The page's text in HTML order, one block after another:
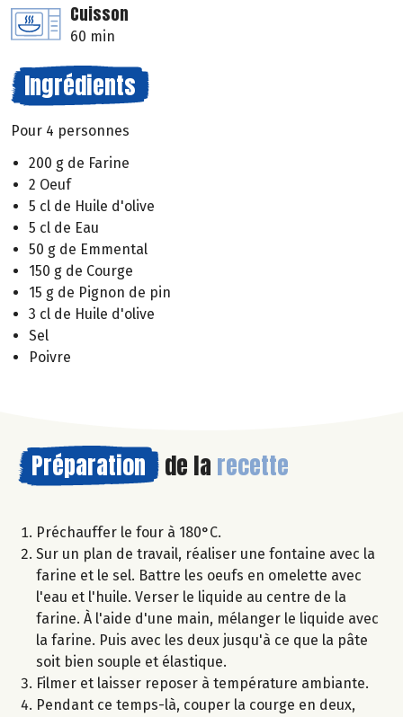
Cuisson
60 min
Ingrédients
Pour 4 personnes
200 g de Farine
2 Oeuf
5 cl de Huile d'olive
5 cl de Eau
50 g de Emmental
150 g de Courge
15 g de Pignon de pin
3 cl de Huile d'olive
Sel
Poivre
Préparation de la recette
Préchauffer le four à 180°C.
Sur un plan de travail, réaliser une fontaine avec la
farine et le sel. Battre les oeufs en omelette avec
l'eau et l'huile. Verser le liquide au centre de la
farine. À l'aide d'une main, mélanger le liquide avec
la farine. Puis avec les deux jusqu'à ce que la pâte
soit bien souple et élastique.
Filmer et laisser reposer à température ambiante.
Pendant ce temps-là, couper la courge en deux,